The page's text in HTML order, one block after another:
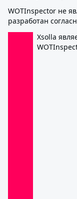
WOTInspector не
разработан
Xsolla